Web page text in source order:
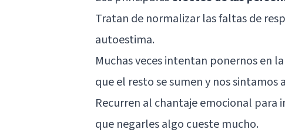
Tratan de normalizar las faltas de
autoestima.
Muchas veces intentan ponernos en
que el resto se sumen y nos sintamos
Recurren al chantaje emocional
que negarles algo cueste mucho.